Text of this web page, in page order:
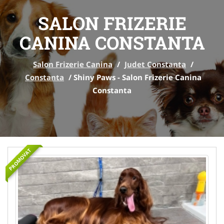
SALON FRIZERIE
CANINA CONSTANTA
Salon Frizerie Canina / Judet Constanta /
Constanta / Shiny Paws - Salon Frizerie Canina
Constanta
PROMOVAT